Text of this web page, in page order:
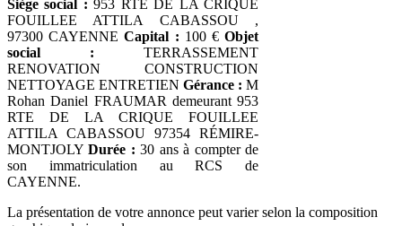
Siège social :953 RTE DE LA CRIQUE
FOUILLEE ATTILA CABASSOU ,
97300 CAYENNECapital : 100 €Objet
social : TERRASSEMENT
RENOVATION CONSTRUCTION
NETTOYAGE ENTRETIEN Gérance : M
Rohan Daniel FRAUMAR demeurant 953
RTE DE LA CRIQUE FOUILLEE
ATTILA CABASSOU 97354 RÉMIRE-
MONTJOLYDurée : 30 ans à compter de
son immatriculation au RCS de
CAYENNE.
La présentation de votre annonce peut varier selon la composition